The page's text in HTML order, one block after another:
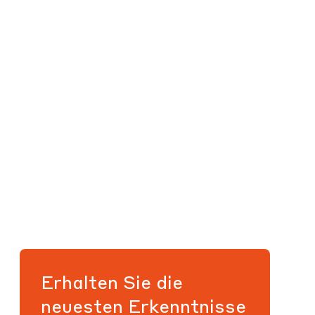
Erhalten Sie die
neuesten Erkenntnisse